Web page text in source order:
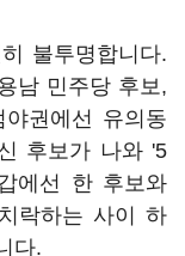
불투명합니다.
남 민주당 후보,
권에선 유의동
후보가 나와 '5
에선 한 후보와
락하는 사이 하
다.